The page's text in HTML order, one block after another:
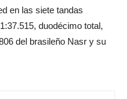
en las siete tandas
duodécimo total,
del brasileño Nasr y su